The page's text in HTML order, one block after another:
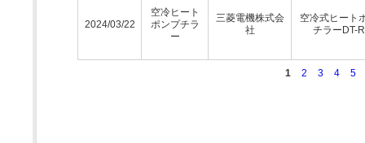
2024/03/22
空冷ヒート
ポンプチラ
ー
三菱電機株式会
社
空冷式ヒート
チラーDT-
1 2 3 4 5